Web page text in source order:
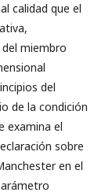
calidad que el
miembro
del
de la condición
examina el
sobre
en el